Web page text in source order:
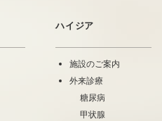
ハイジア
施設のご案内
外来診療
糖尿病
甲状腺